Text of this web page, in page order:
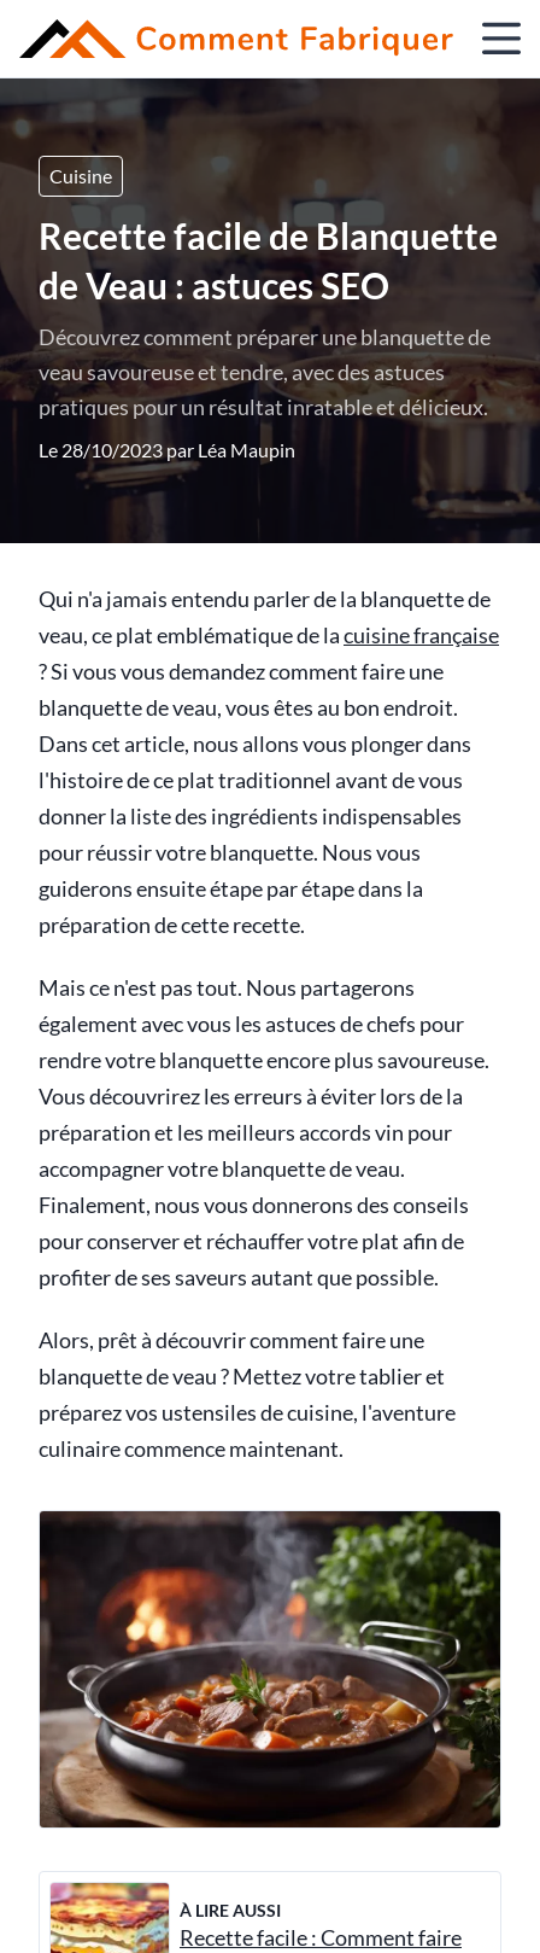
Cuisine
Recette facile de Blanquette
de Veau : astuces SEO
Découvrez comment préparer une blanquette de
veau savoureuse et tendre, avec des astuces
pratiques pour un résultat inratable et délicieux.
Le 28/10/2023 par Léa Maupin
Qui n'a jamais entendu parler de la blanquette de
veau, ce plat emblématique de lacuisine française
? Si vous vous demandez comment faire une
blanquette de veau, vous êtes au bon endroit.
Dans cet article, nous allons vous plonger dans
l'histoire de ce plat traditionnel avant de vous
donner la liste des ingrédients indispensables
pour réussir votre blanquette. Nous vous
guiderons ensuite étape par étape dans la
préparation de cette recette.
Mais ce n'est pas tout. Nous partagerons
également avec vous les astuces de chefs pour
rendre votre blanquette encore plus savoureuse.
Vous découvrirez les erreurs à éviter lors de la
préparation et les meilleurs accords vin pour
accompagner votre blanquette de veau.
Finalement, nous vous donnerons des conseils
pour conserver et réchauffer votre plat afin de
profiter de ses saveurs autant que possible.
Alors, prêt à découvrir comment faire une
blanquette de veau ? Mettez votre tablier et
préparez vos ustensiles de cuisine, l'aventure
culinaire commence maintenant.
À LIRE AUSSI
Recette facile : Comment faire